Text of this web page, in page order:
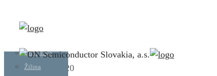
Bratislava
Žilina
Bratislava
Žilina
Z Piešťan